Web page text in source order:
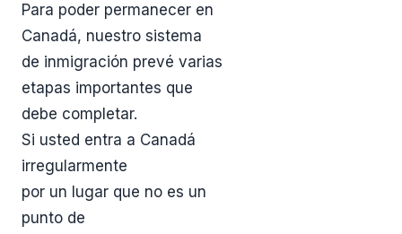
Para poder permanecer en
Canadá, nuestro sistema
de inmigración prevé varias
etapas importantes que
debe completar.
Si usted entra a Canadá
irregularmente
por un lugar que no es un
punto de